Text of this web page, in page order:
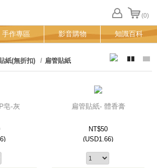
(0)
FB
登
追
手作專區 影音購物 知識百科
紙(無折扣) 扁管貼紙
皂-灰 扁管貼紙- 體香膏
NT$50
(USD1.66)